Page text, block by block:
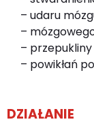
– udaru
–
–
– powikłań
DZIAŁANIE